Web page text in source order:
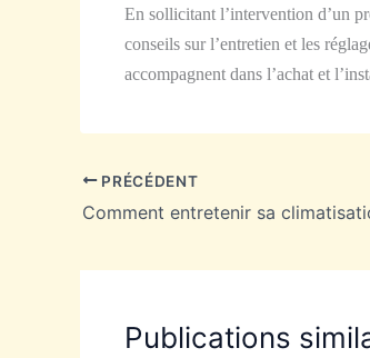
En sollicitant l’intervention d’un
conseils sur l’entretien et les
accompagnent dans l’achat et
PRÉCÉDENT
Comment entretenir sa
Publications